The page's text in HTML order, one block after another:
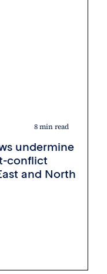
8 min read
undermine
conflict
and North